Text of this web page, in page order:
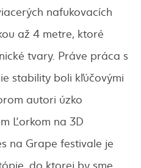
nafukovacích
až 4 metre, ktoré
tvary. Práve práca s
stability boli kľúčovými
autori úzko
Ľorkom na 3D
na Grape festivale je
do ktorej by sme